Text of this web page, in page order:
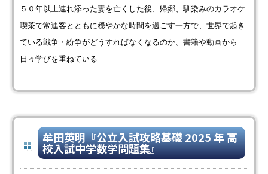
５０年以上連れ添った妻を亡くした後、帰郷、馴染みのカラオケ
喫茶で常連客とともに穏やかな時間を過ごす一方で、世界で起き
ている戦争・紛争がどうすればなくなるのか、書籍や動画から
日々学びを重ねている
牟田英明『公立入試攻略基礎 2025 年 高
校入試中学数学問題集』